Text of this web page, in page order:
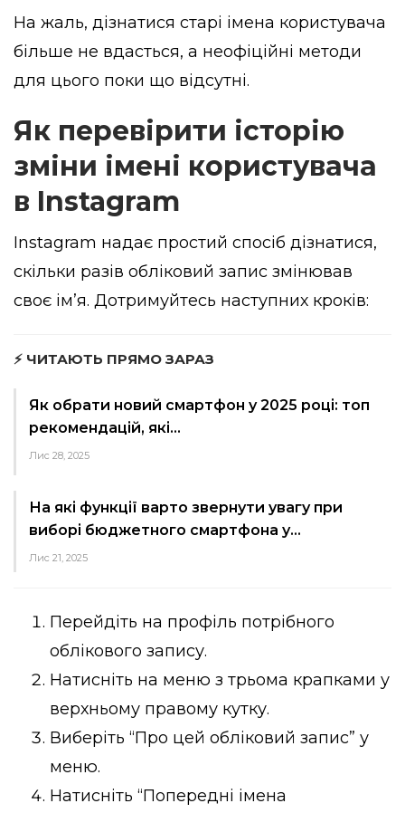
На жаль, дізнатися старі імена користувача
більше не вдасться, а неофіційні методи
для цього поки що відсутні.
Як перевірити історію
зміни імені користувача
в Instagram
Instagram надає простий спосіб дізнатися,
скільки разів обліковий запис змінював
своє ім’я. Дотримуйтесь наступних кроків:
⚡ ЧИТАЮТЬ ПРЯМО ЗАРАЗ
Як обрати новий смартфон у 2025 році: топ
рекомендацій, які…
Лис 28, 2025
На які функції варто звернути увагу при
виборі бюджетного смартфона у…
Лис 21, 2025
Перейдіть на профіль потрібного
облікового запису.
Натисніть на меню з трьома крапками у
верхньому правому кутку.
Виберіть “Про цей обліковий запис” у
меню.
Натисніть “Попередні імена